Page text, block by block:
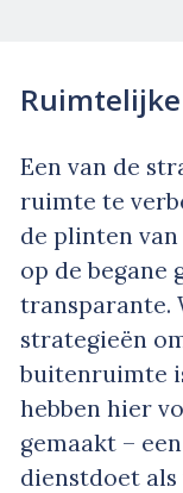
Een van de
ruimte te
de plinten
op de begane
transparante.
strategieën
buitenruimte
hebben hier
gemaakt –
dienstdoet